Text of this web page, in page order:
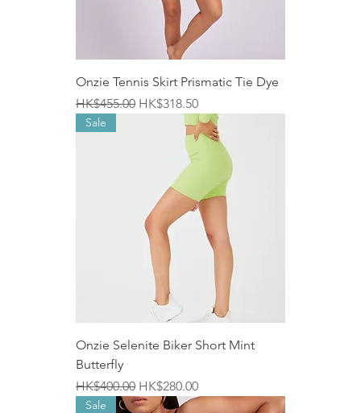
Onzie Tennis Skirt Prismatic Tie Dye
一般價格
HK$455.00 促銷價格
HK$318.50
Sale
Onzie Selenite Biker Short Mint
Butterfly
一般價格
HK$400.00 促銷價格
HK$280.00
Sale